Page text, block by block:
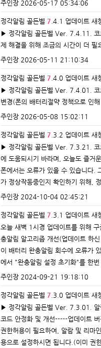
주인장 2026-05-17 05:34:06
정각알림 골든벨 7 .4.1 업데이트 새
▶ 정각알림 골든벨 Ver. 7.4.11. 코
제 해결을 위해 조금의 시간이 더 필
주인장 2026-05-11 21:10:34
정각알림 골든벨 7 .4.0 업데이트 새
▶ 정각알림 골든벨 Ver. 7.4.01. 코
변경(폰의 배터리절약 정책으로 인
주인장 2026-05-08 15:02:11
정각알림 골든벨 7 .3.2 업데이트 새
▶ 정각알림 골든벨 Ver. 7.3.21. 코
에 도움되시기 바라며, 오늘도 즐거
폰에서는 오류가 있을 수 있습니다.
가 정상작동중인지 확인하기 위해,
주인장 2024-10-04 02:45:21
정각알림 골든벨 7 .3.1 업데이트 새
오늘 새벽 1시경 업데이트를 위해
충알림 알고리즘 개선(업데이트 하
이 배터리 완충알림 회수에 오류가
에서 "완충알림 설정 초기화"를 한
주인장 2024-09-21 19:18:10
정각알림 골든벨 7 .3.0 업데이트 새
▶ 정각알림 골든벨 Ver. 7.3.01. 알
코드 안정화 및 개선-----업데이트
권한허용이 필요하여, 알람 및 리마
용으로 설정하시면 됩니다.(이미 권